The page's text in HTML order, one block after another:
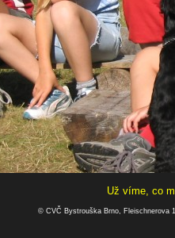
Už víme, co
© CVČ Bystrouška Brno, Fleischnerova